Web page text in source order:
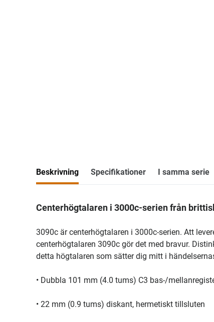
Beskrivning Specifikationer I samma serie
Centerhögtalaren i 3000c-serien från
3090c är centerhögtalaren i 3000c-serien. Att
centerhögtalaren 3090c gör det med bravur.
detta högtalaren som sätter dig mitt i
• Dubbla 101 mm (4.0 tums) C3 bas-/
• 22 mm (0.9 tums) diskant, hermetiskt tillsluten